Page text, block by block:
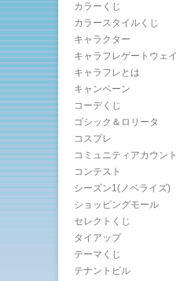
カラーくじ
カラースタイルくじ
キャラクター
キャラフレゲートウェイ
キャラフレとは
キャンペーン
コーデくじ
ゴシック＆ロリータ
コスプレ
コミュニティアカウント
コンテスト
シーズン1(ノベライズ)
ショッピングモール
セレクトくじ
タイアップ
テーマくじ
テナントビル